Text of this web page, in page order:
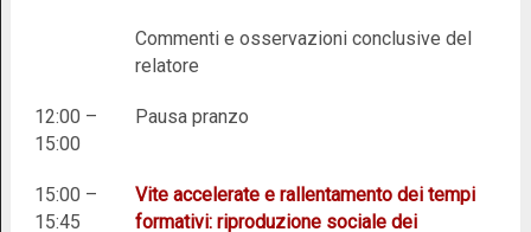
Commenti e osservazioni conclusive del
relatore
12:00 –
15:00
Pausa pranzo
15:00 –
15:45
Vite accelerate e rallentamento dei tempi
formativi: riproduzione sociale dei